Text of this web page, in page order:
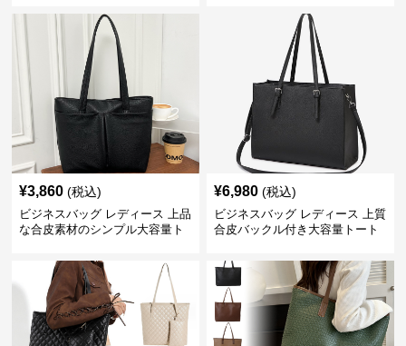
¥3,860 (税込)
ビジネスバッグ レディース 上品
な合皮素材のシンプル大容量ト
¥6,980 (税込)
ビジネスバッグ レディース 上質
合皮バックル付き大容量トート